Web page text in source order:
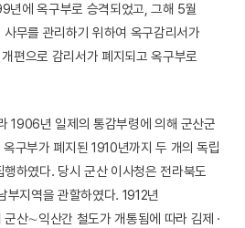
년에 옥구부로 승격되었고, 그해 5월
무를 관리하기 위하여 옥구감리서가
편으로 감리서가 폐지되고 옥구부로
1906년 일제의 통감부령에 의해 군산군
구부가 폐지된 1910년까지 두 개의 독립
하였다. 당시 군산 이사청은 전라북도
부지역을 관할하였다. 1912년
산∼익산간 철도가 개통됨에 따라 김제 ·